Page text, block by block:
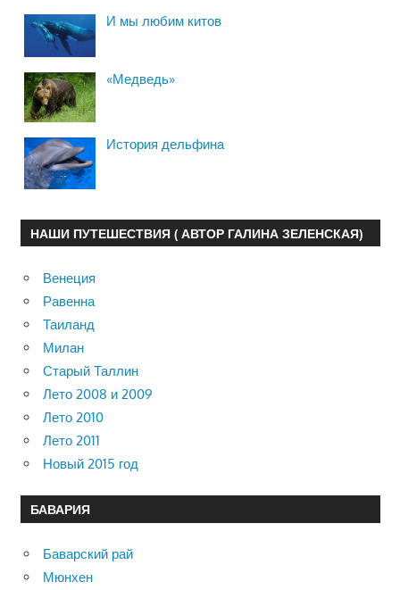
И мы любим китов
«Медведь»
История дельфина
НАШИ ПУТЕШЕСТВИЯ ( АВТОР ГАЛИНА ЗЕЛЕНСКАЯ)
Венеция
Равенна
Таиланд
Милан
Старый Таллин
Лето 2008 и 2009
Лето 2010
Лето 2011
Новый 2015 год
БАВАРИЯ
Баварский рай
Мюнхен